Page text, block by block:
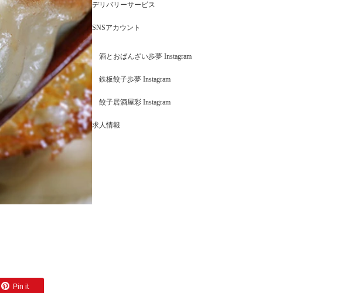
Pin it
デリバリーサービス
SNSアカウント
酒とおばんざい歩夢 Instagram
鉄板餃子歩夢 Instagram
餃子居酒屋彩 Instagram
求人情報